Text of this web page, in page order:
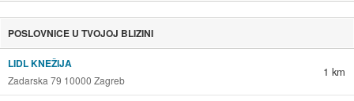
POSLOVNICE U TVOJOJ BLIZINI
LIDL KNEŽIJA
Zadarska 79 10000 Zagreb
1 km